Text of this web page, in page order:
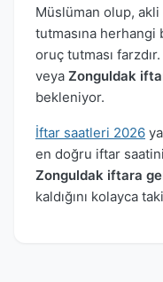
Müslüman olup,
tutmasına
oruç tutması farzdır.
veya Zonguldak
bekleniyor.
İftar saatleri 2026
en doğru iftar
Zonguldak iftara
kaldığını kolayca